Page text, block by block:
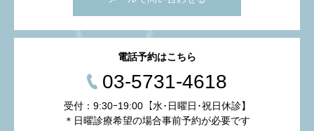
電話予約はこちら
03-5731-4618
受付：9:30ｰ19:00【水･日曜日･祝日休診】
＊日曜診療希望の場合事前予約が必要です